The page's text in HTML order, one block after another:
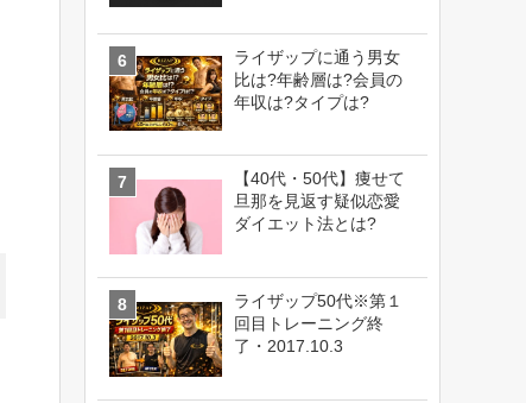
ライザップに通う男女
比は?年齢層は?会員の
年収は?タイプは?
【40代・50代】痩せて
旦那を見返す疑似恋愛
ダイエット法とは?
ライザップ50代※第１
回目トレーニング終
了・2017.10.3